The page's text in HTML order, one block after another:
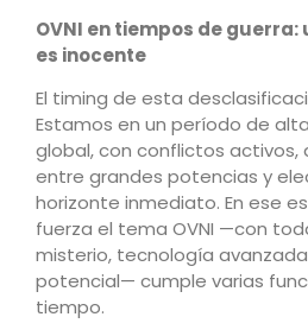
OVNI en tiempos de
es inocente
El timing de esta
Estamos en un período de
global, con conflictos activos,
entre grandes potencias y
horizonte inmediato. En ese
fuerza el tema OVNI —con
misterio, tecnología
potencial— cumple varias
tiempo.